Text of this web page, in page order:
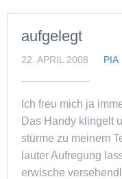
aufgelegt
22. APRIL 2008 PIA
Ich freu mich ja
Das Handy klingelt
stürme zu meinem
lauter Aufregung
erwische